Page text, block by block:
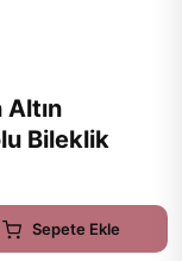
Altın
Bileklik
Sepete Ekle